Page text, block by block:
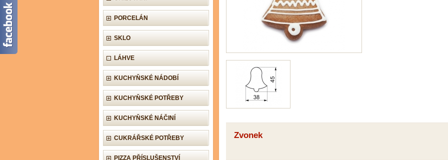
PORCELÁN
SKLO
LÁHVE
KUCHYŇSKÉ NÁDOBÍ
KUCHYŇSKÉ POTŘEBY
KUCHYŇSKÉ NÁČINÍ
CUKRÁŘSKÉ POTŘEBY
PIZZA PŘÍSLUŠENSTVÍ
Zvonek